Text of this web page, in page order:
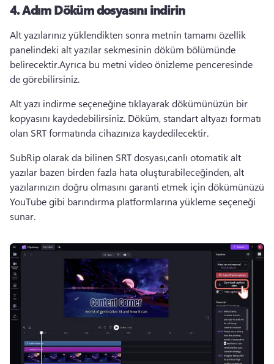
4. AdımDöküm dosyasını indirin
Alt yazılarınız yüklendikten sonra metnin tamamı özellik
panelindeki alt yazılar sekmesinin döküm bölümünde
belirecektir.Ayrıca bu metni video önizleme penceresinde
de görebilirsiniz.
Alt yazı indirme seçeneğine tıklayarak dökümünüzün bir
kopyasını kaydedebilirsiniz. Döküm, standart altyazı formatı
olan SRT formatında cihazınıza kaydedilecektir.
SubRip olarak da bilinen SRT dosyası,canlı otomatik alt
yazılar bazen birden fazla hata oluşturabileceğinden, alt
yazılarınızın doğru olmasını garanti etmek için dökümünüzü
YouTube gibi barındırma platformlarına yükleme seçeneği
sunar.